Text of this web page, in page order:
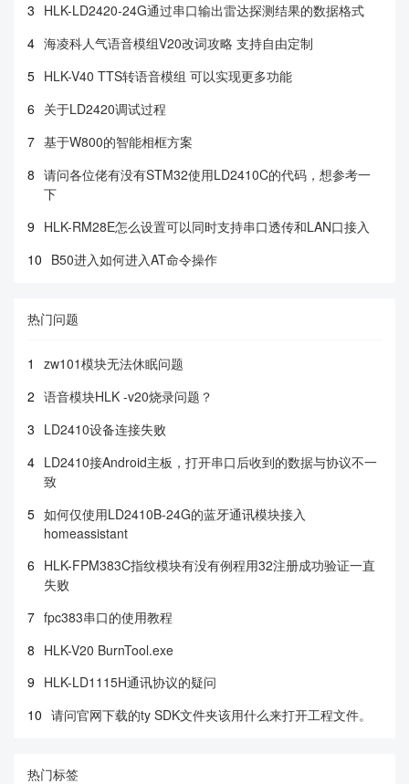
3 HLK-LD2420-24G通过串口输出雷达探测结果的数据格式
4 海凌科人气语音模组V20改词攻略 支持自由定制
5 HLK-V40 TTS转语音模组 可以实现更多功能
6 关于LD2420调试过程
7 基于W800的智能相框方案
8 请问各位佬有没有STM32使用LD2410C的代码，想参考一
下
9 HLK-RM28E怎么设置可以同时支持串口透传和LAN口接入
10 B50进入如何进入AT命令操作
热门问题
1
zw101模块无法休眠问题
2 语音模块HLK -v20烧录问题？
3 LD2410设备连接失败
4 LD2410接Android主板，打开串口后收到的数据与协议不一
致
5 如何仅使用LD2410B-24G的蓝牙通讯模块接入
homeassistant
6 HLK-FPM383C指纹模块有没有例程用32注册成功验证一直
失败
7 fpc383串口的使用教程
8 HLK-V20 BurnTool.exe
9 HLK-LD1115H通讯协议的疑问
10 请问官网下载的ty SDK文件夹该用什么来打开工程文件。
热门标签